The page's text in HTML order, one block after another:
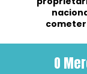
cometer
O